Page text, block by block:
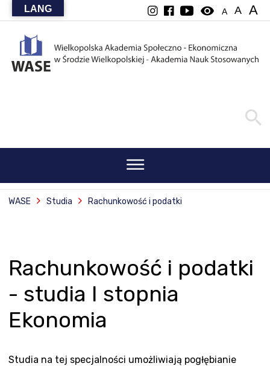
visibility A A A
WASE Studia Rachunkowość i podatki
Rachunkowość i podatki
- studia I stopnia
Ekonomia
Studia na tej specjalności umożliwiają pogłębianie
LANG